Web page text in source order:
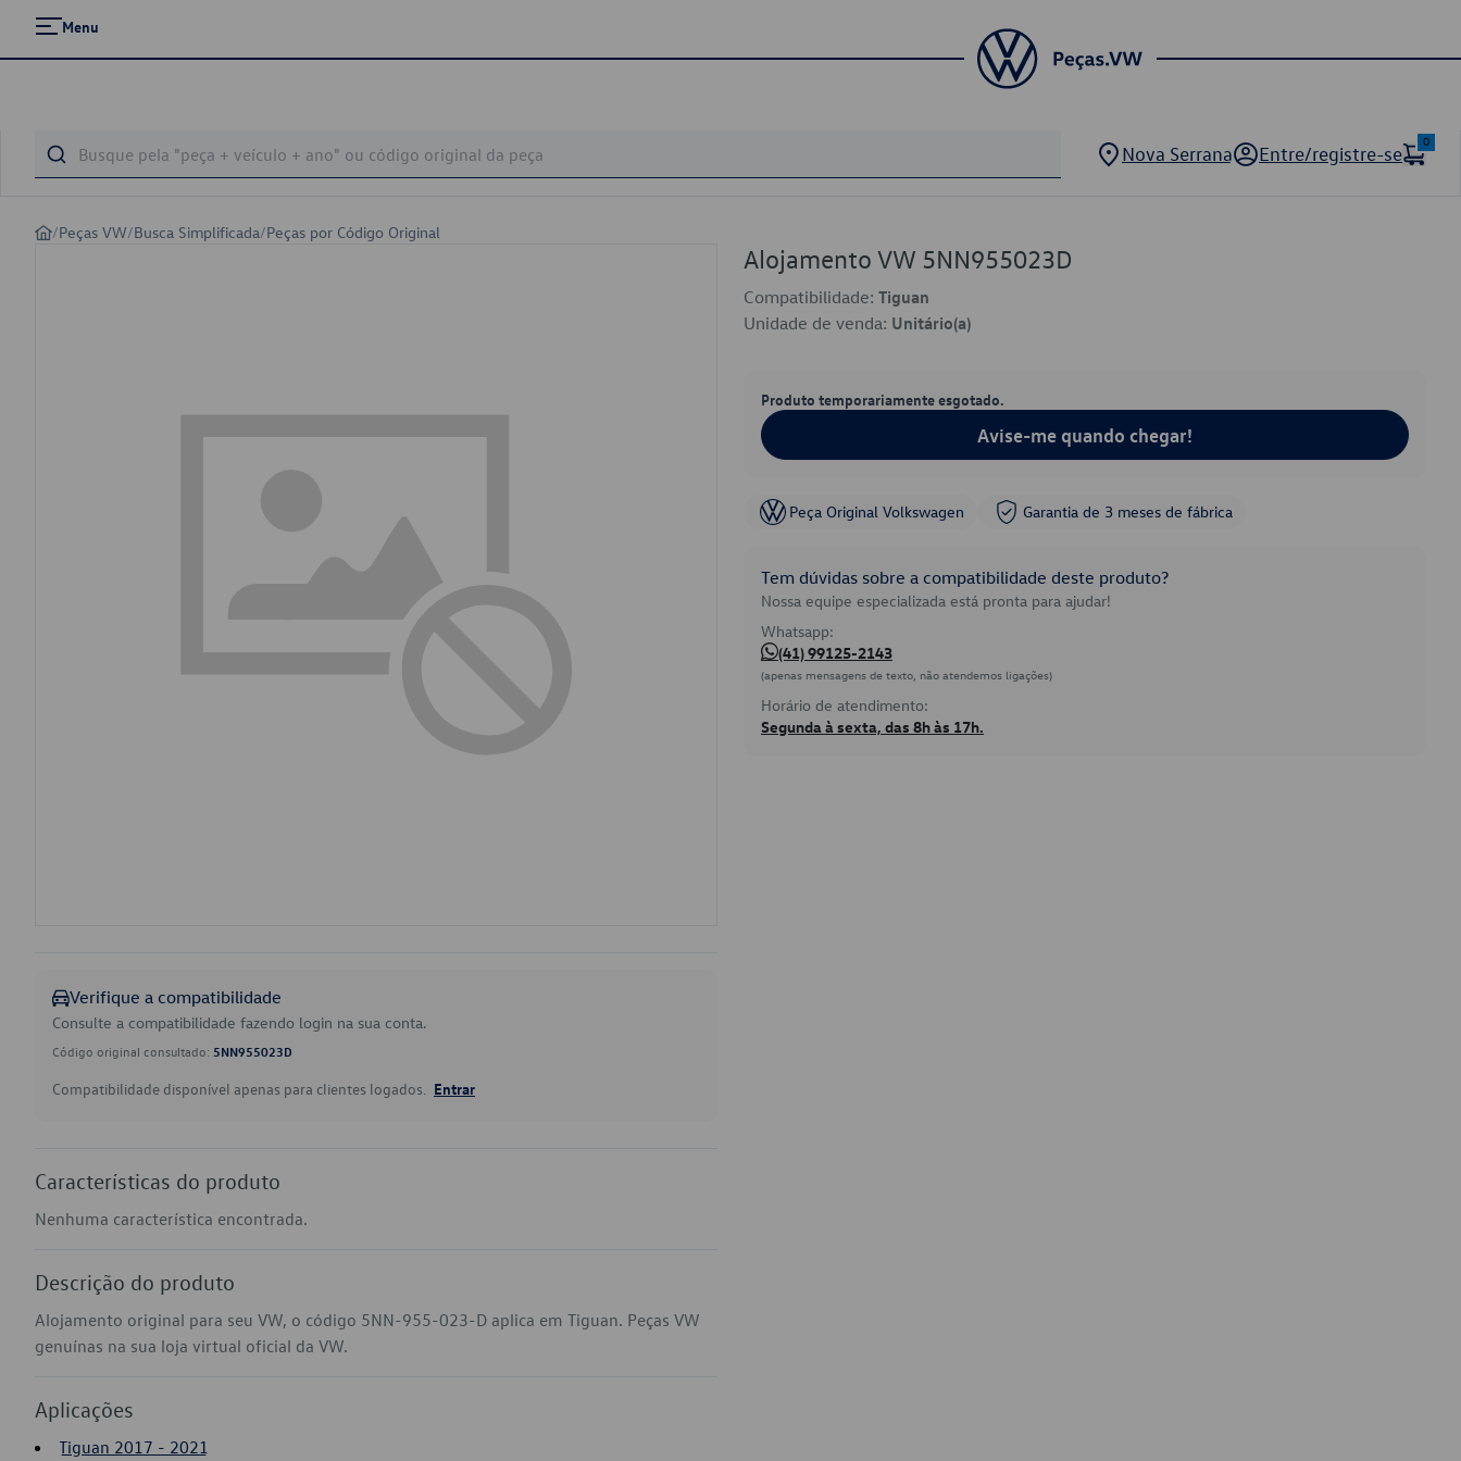
Menu
Nova Serrana Entre/registre-se
0
/Peças VW/Busca Simplificada/Peças por Código Original
Verifique a compatibilidade
Consulte a compatibilidade fazendo login na sua conta.
Código original consultado: 5NN955023D
Compatibilidade disponível apenas para clientes logados. Entrar
Características do produto
Nenhuma característica encontrada.
Descrição do produto
Alojamento original para seu VW, o código 5NN-955-023-D aplica em Tiguan. Peças VW
genuínas na sua loja virtual oficial da VW.
Aplicações
Tiguan 2017 - 2021
Alojamento VW 5NN955023D
Compatibilidade: Tiguan
Unidade de venda: Unitário(a)
Produto temporariamente esgotado.
Avise-me quando chegar!
Peça Original Volkswagen Garantia de 3 meses de fábrica
Tem dúvidas sobre a compatibilidade deste produto?
Nossa equipe especializada está pronta para ajudar!
Whatsapp:
(41) 99125-2143
(apenas mensagens de texto, não atendemos ligações)
Horário de atendimento:
Segunda à sexta, das 8h às 17h.